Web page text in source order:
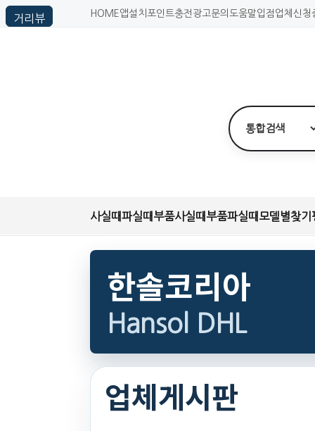
HOME 앱설치 포인트충전 광고문의 도움말입점업체신청
사실때파실때 부품사실때 부품파실때 모델별찾기
한솔코리아
Hansol DHL
업체게시판